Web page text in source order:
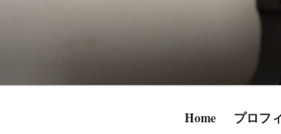
ン
時
歌う
うこ
Home プロフ